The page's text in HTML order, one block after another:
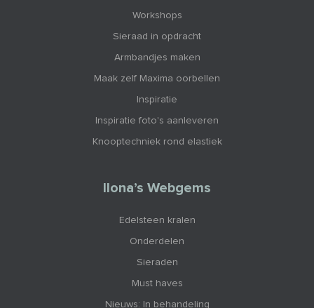
Workshops
Sieraad in opdracht
Armbandjes maken
Maak zelf Maxima oorbellen
Inspiratie
Inspiratie foto's aanleveren
Knooptechniek rond elastiek
Ilona’s Webgems
Edelsteen kralen
Onderdelen
Sieraden
Must haves
Nieuws: In behandeling